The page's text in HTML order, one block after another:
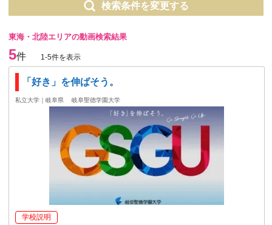
検索条件を変更する
東海・北陸エリアの動画検索結果
5件 1-5件を表示
「好き」を伸ばそう。
私立大学｜岐阜県 岐阜聖徳学園大学
学校説明